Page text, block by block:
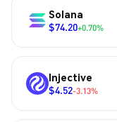
Solana
$74.20+0.70%
Injective
$4.52-3.13%